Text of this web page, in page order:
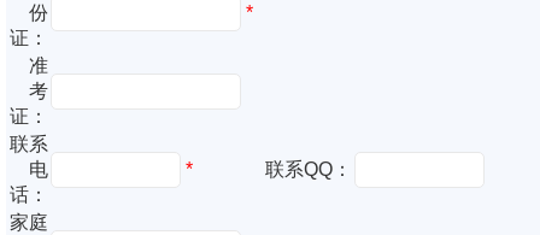
份
证：
*
准
考
证：
联系
电
话：
* 联系QQ：
家庭